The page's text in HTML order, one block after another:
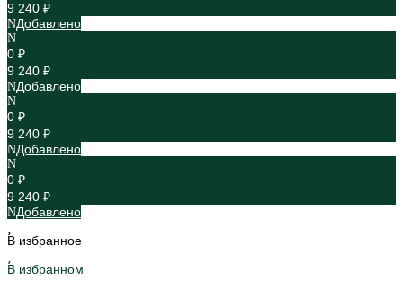
9 240 ₽
Добавлено
0 ₽
9 240 ₽
Добавлено
0 ₽
9 240 ₽
Добавлено
0 ₽
9 240 ₽
Добавлено
В избранное
В избранном